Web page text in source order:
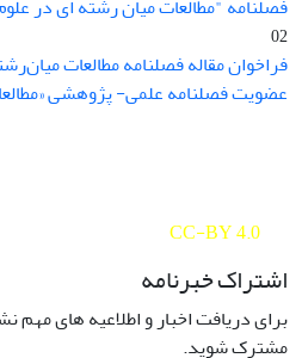
فصلنامه "مطالعات میان رشته ای در
02
فراخوان مقاله فصلنامه مطالعات
عضویت فصلنامه علمی- پژوهشی
CC-BY 4.0
اشتراک خبرنامه
برای دریافت اخبار و اطلاعیه های مهم
مشترک شوید.